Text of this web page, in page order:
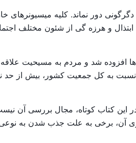
دور نماند. کلیه میسیونرهای
ابتذال و هرزه گی از شئون مختلف
افزوده شد و مردم به مسیحیت
نسبت به کل جمعیت کشور، بیش از حد
این کتاب کوتاه، مجال بررسی آن
آن، برخی به علت جذب شدن به